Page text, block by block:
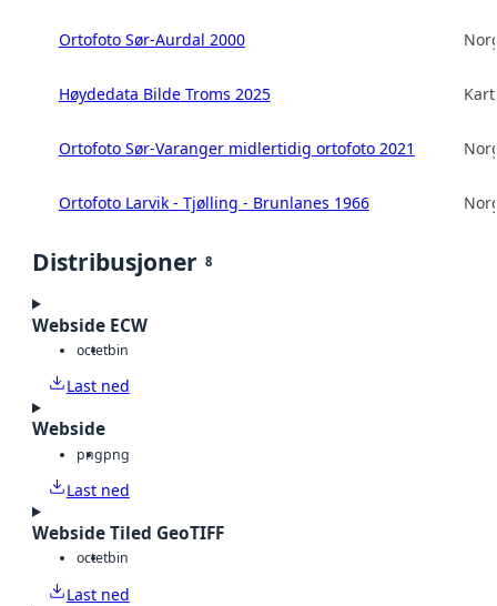
Ortofoto Sør-Aurdal 2000
Høydedata Bilde Troms 2025
Ortofoto Sør-Varanger midlertidig ortofoto 2021
Ortofoto Larvik - Tjølling - Brunlanes 1966
Distribusjoner 8
Webside ECW
octetbin
Last ned
Webside
pngpng
Last ned
Webside Tiled GeoTIFF
octetbin
Last ned